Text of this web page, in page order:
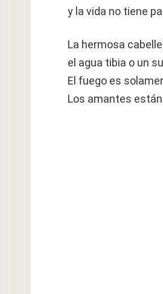
y la vida no tiene
La hermosa
el agua tibia o un
El fuego es
Los amantes